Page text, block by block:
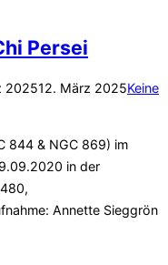
Persei
202512. März 2025Keine
844 & NGC 869) im
in der
Annette Sieggrön